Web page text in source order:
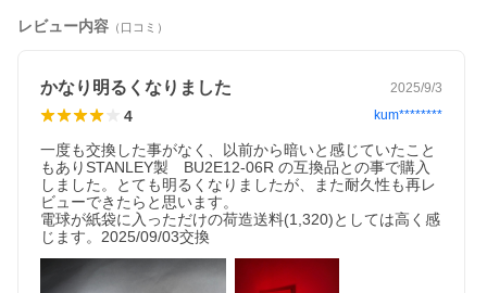
レビュー内容 （口コミ）
かなり明るくなりました 2025/9/3
4 kum********
一度も交換した事がなく、以前から暗いと感じていたこと
もありSTANLEY製　BU2E12-06R の互換品との事で購入
しました。とても明るくなりましたが、また耐久性も再レ
ビューできたらと思います。
電球が紙袋に入っただけの荷造送料(1,320)としては高く感
じます。2025/09/03交換